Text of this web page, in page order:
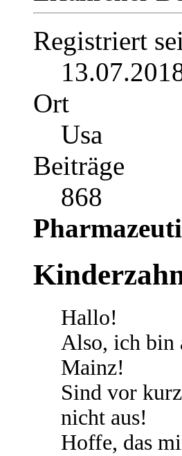
Registriert
Ort
Usa
Beiträge
868
Hallo!
Also, ich bin
Mainz!
Sind vor
nicht aus!
Hoffe, das